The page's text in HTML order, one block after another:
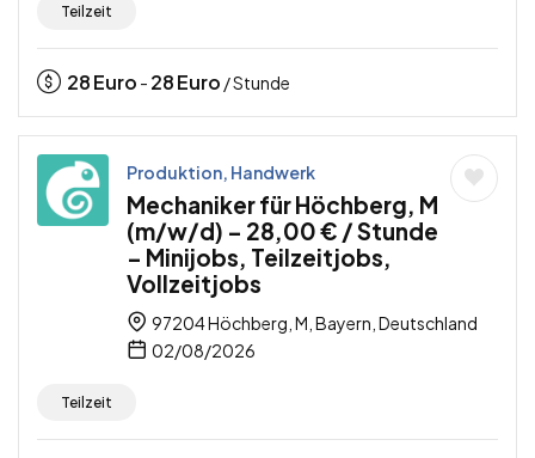
Teilzeit
28Euro - 28Euro / Stunde
Produktion, Handwerk
Mechaniker für Höchberg, M
(m/w/d) – 28,00 € / Stunde
– Minijobs, Teilzeitjobs,
Vollzeitjobs
97204 Höchberg, M, Bayern, Deutschland
02/08/2026
Teilzeit